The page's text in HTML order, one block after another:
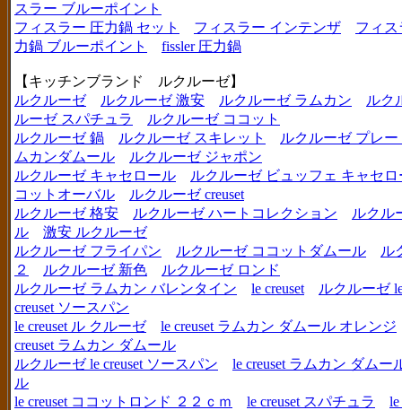
スラー ブルーポイント
フィスラー 圧力鍋 セット
フィスラー インテンザ
フィ
力鍋 ブルーポイント
fissler 圧力鍋
【キッチンブランド ルクルーゼ】
ルクルーゼ
ルクルーゼ 激安 ルクルーゼ ラムカン
ルク
ルーゼ スパチュラ
ルクルーゼ ココット
ルクルーゼ 鍋
ルクルーゼ スキレット
ルクルーゼ プレ
ムカンダムール
ルクルーゼ ジャポン
ルクルーゼ キャセロール
ルクルーゼ ビュッフェ キャセロ
コットオーバル
ルクルーゼ creuset
ルクルーゼ 格安
ルクルーゼ ハートコレクション
ルクル
ル
激安 ルクルーゼ
ルクルーゼ フライパン
ルクルーゼ ココットダムール
ル
２
ルクルーゼ 新色
ルクルーゼ ロンド
ルクルーゼ ラムカン バレンタイン
le creuset
ルクルーゼ
creuset ソースパン
le creuset ル クルーゼ
le creuset ラムカン ダムール オレンジ
creuset ラムカン ダムール
ルクルーゼ le creuset ソースパン
le creuset ラムカン ダム
ル
le creuset ココットロンド ２２ｃｍ
le creuset スパチュラ
le